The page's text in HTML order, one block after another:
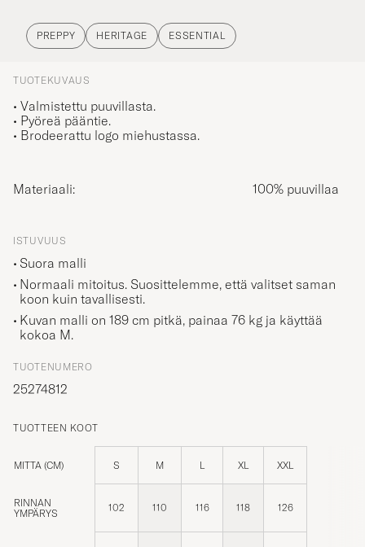
PREPPY HERITAGE ESSENTIAL
TUOTEKUVAUS
• Valmistettu puuvillasta.
• Pyöreä pääntie.
• Brodeerattu logo miehustassa.
Materiaali: 100% puuvillaa
ISTUVUUS
Suora malli
Normaali mitoitus. Suosittelemme, että valitset saman
koon kuin tavallisesti.
Kuvan malli on 189 cm pitkä, painaa 76 kg ja käyttää
kokoa M.
TUOTENUMERO
25274812
TUOTTEEN KOOT
MITTA (CM) S M L XL XXL
RINNAN
YMPÄRYS
102 110 116 118 126